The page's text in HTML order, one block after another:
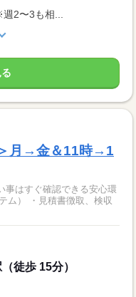
2〜3も相...
月→金＆11時→1
事はすぐ確認できる安心環
ム） ・見積書徴取、検収
徒歩 15分）